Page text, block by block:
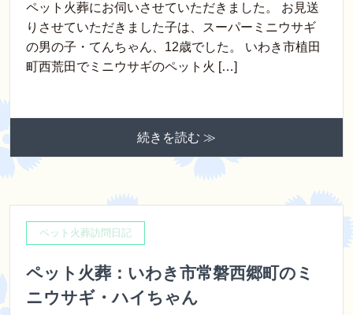
ペット火葬にお伺いさせていただきました。 お見送
りさせていただきました子は、スーパーミニウサギ
の男の子・てんちゃん、12歳でした。 いわき市植田
町西荒田でミニウサギのペット火 […]
続きを読む ≫
ペット火葬訪問日記
ペット火葬：いわき市常磐西郷町のミ
ニウサギ・ハイちゃん